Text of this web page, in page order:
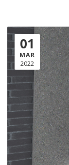
01
MAR
2022